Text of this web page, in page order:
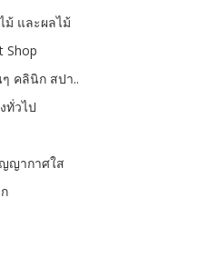
ม้ และผลไม้
Shop
คลินิก สปา..
ทั่วไป
ญากาศใส